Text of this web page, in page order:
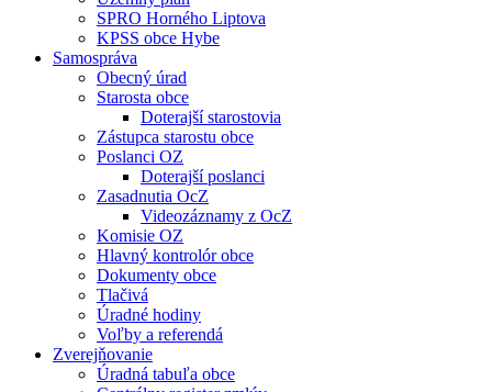
SPRO Horného Liptova
KPSS obce Hybe
Samospráva
Obecný úrad
Starosta obce
Doterajší starostovia
Zástupca starostu obce
Poslanci OZ
Doterajší poslanci
Zasadnutia OcZ
Videozáznamy z OcZ
Komisie OZ
Hlavný kontrolór obce
Dokumenty obce
Tlačivá
Úradné hodiny
Voľby a referendá
Zverejňovanie
Úradná tabuľa obce